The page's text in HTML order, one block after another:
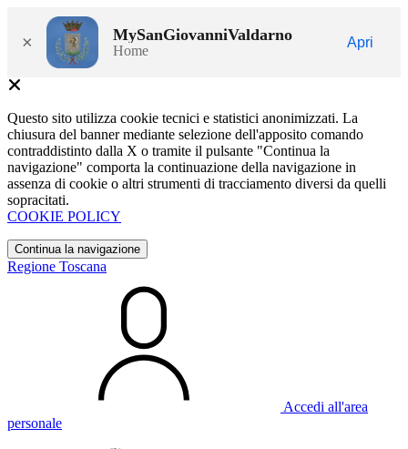
× MySanGiovanniValdarno
Home
Apri
Questo sito utilizza cookie tecnici e statistici anonimizzati. La
chiusura del banner mediante selezione dell'apposito comando
contraddistinto dalla X o tramite il pulsante "Continua la
navigazione" comporta la continuazione della navigazione in
assenza di cookie o altri strumenti di tracciamento diversi da quelli
sopracitati.
COOKIE POLICY
Continua la navigazione
Regione Toscana
Accedi all'area
personale